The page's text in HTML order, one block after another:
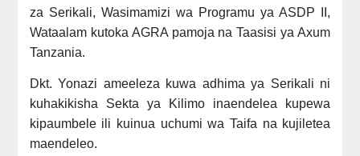
za Serikali, Wasimamizi wa Programu ya ASDP II,
Wataalam kutoka AGRA pamoja na Taasisi ya Axum
Tanzania.
Dkt. Yonazi ameeleza kuwa adhima ya Serikali ni
kuhakikisha Sekta ya Kilimo inaendelea kupewa
kipaumbele ili kuinua uchumi wa Taifa na kujiletea
maendeleo.